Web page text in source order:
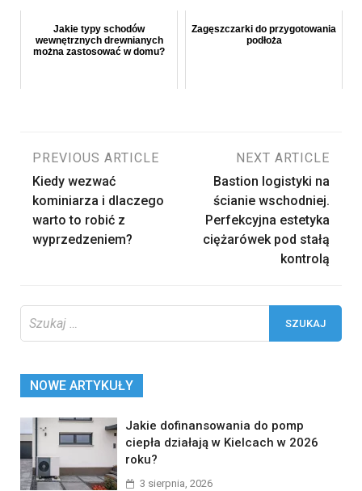
Jakie typy schodów
wewnętrznych drewnianych
można zastosować w domu?
Zagęszczarki do przygotowania
podłoża
Nawigacja
wpisu
PREVIOUS ARTICLE
Kiedy wezwać
kominiarza i dlaczego
warto to robić z
wyprzedzeniem?
NEXT ARTICLE
Bastion logistyki na
ścianie wschodniej.
Perfekcyjna estetyka
ciężarówek pod stałą
kontrolą
NOWE ARTYKUŁY
Jakie dofinansowania do pomp
ciepła działają w Kielcach w 2026
roku?
3 sierpnia, 2026